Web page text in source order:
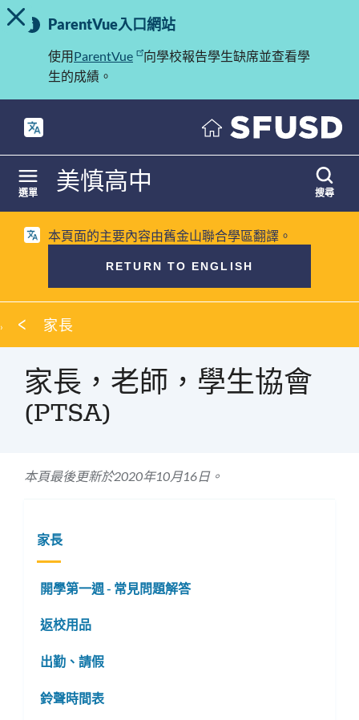
跳
至
重
切換提示訊息
ParentVue入口網站
使用ParentVue
向學校報告學生缺席並查看學
生的成績。
美慎高中
選單 搜尋
本頁面的主要內容由舊金山聯合學區翻譯。
RETURN TO ENGLISH
家長
家長，老師，學生協會
(PTSA)
本頁最後更新於2020年10月16日。
家長
開學第一週 - 常見問題解答
返校用品
出勤、請假
鈴聲時間表